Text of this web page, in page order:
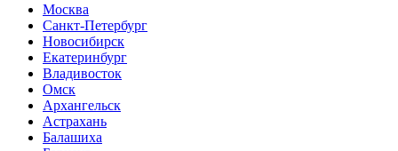
Москва
Санкт-Петербург
Новосибирск
Екатеринбург
Владивосток
Омск
Архангельск
Астрахань
Балашиха